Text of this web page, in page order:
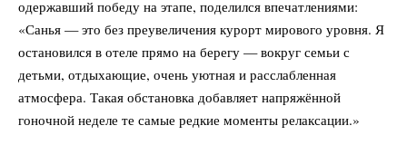
одержавший победу на этапе, поделился впечатлениями:
«Санья — это без преувеличения курорт мирового уровня. Я
остановился в отеле прямо на берегу — вокруг семьи с
детьми, отдыхающие, очень уютная и расслабленная
атмосфера. Такая обстановка добавляет напряжённой
гоночной неделе те самые редкие моменты релаксации.»